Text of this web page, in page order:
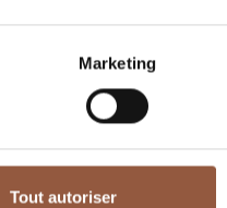
Marketing
Tout autoriser